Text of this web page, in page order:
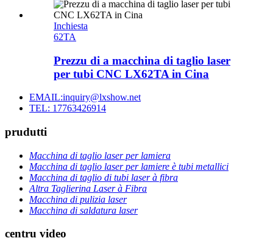
Inchiesta
62TA
Prezzu di a macchina di taglio laser
per tubi CNC LX62TA in Cina
EMAIL:inquiry@lxshow.net
TEL: 17763426914
prudutti
Macchina di taglio laser per lamiera
Macchina di taglio laser per lamiere è tubi metallici
Macchina di taglio di tubi laser à fibra
Altra Taglierina Laser à Fibra
Macchina di pulizia laser
Macchina di saldatura laser
centru video